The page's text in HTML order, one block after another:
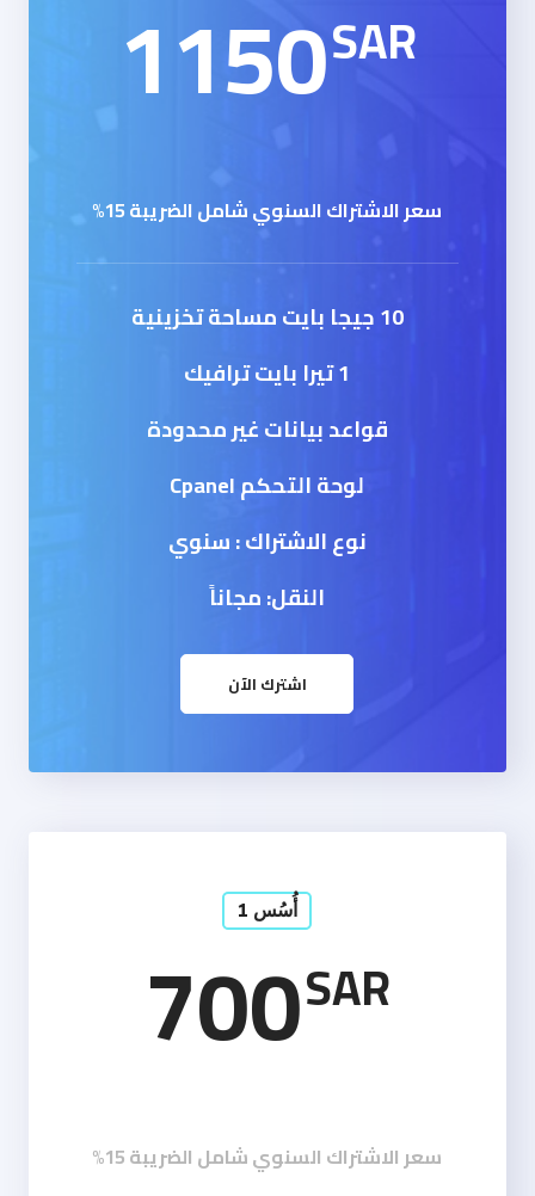
SAR
1150
سعر الاشتراك السنوي شامل الضريبة 15%
10 جيجا بايت مساحة تخزينية
1 تيرا بايت ترافيك
قواعد بيانات غير محدودة
لوحة التحكم Cpanel
نوع الاشتراك : سنوي
النقل: مجاناً
اشترك الآن
أُسُس 1
SAR
700
سعر الاشتراك السنوي شامل الضريبة 15%